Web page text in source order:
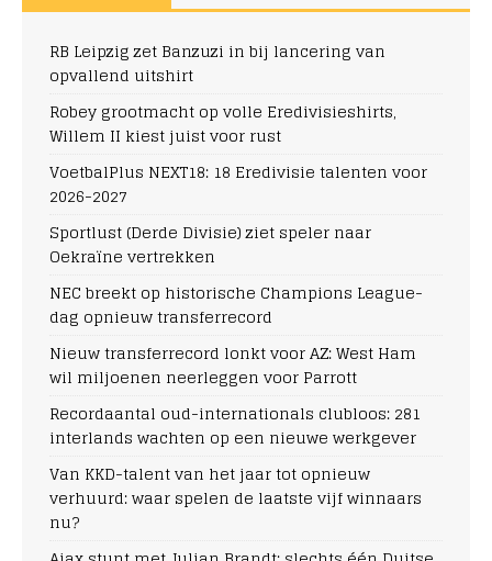
RB Leipzig zet Banzuzi in bij lancering van
opvallend uitshirt
Robey grootmacht op volle Eredivisieshirts,
Willem II kiest juist voor rust
VoetbalPlus NEXT18: 18 Eredivisie talenten voor
2026-2027
Sportlust (Derde Divisie) ziet speler naar
Oekraïne vertrekken
NEC breekt op historische Champions League-
dag opnieuw transferrecord
Nieuw transferrecord lonkt voor AZ: West Ham
wil miljoenen neerleggen voor Parrott
Recordaantal oud-internationals clubloos: 281
interlands wachten op een nieuwe werkgever
Van KKD-talent van het jaar tot opnieuw
verhuurd: waar spelen de laatste vijf winnaars
nu?